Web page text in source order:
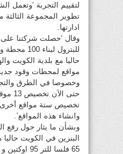
لتقييم التجربة ‘وتعمل
تطوير المجموعة
ادارتها.
وقال ‘حصلت شركتنا
للبترول
حاليا مع بلدية الكويت
مواقع لمحطات وقود
وخصوصا في الطرق
حتى
تخصيص ستة مواقع أخرى
وانشاء هذه المواقع’.
وبشأن ما يثار حول رفع